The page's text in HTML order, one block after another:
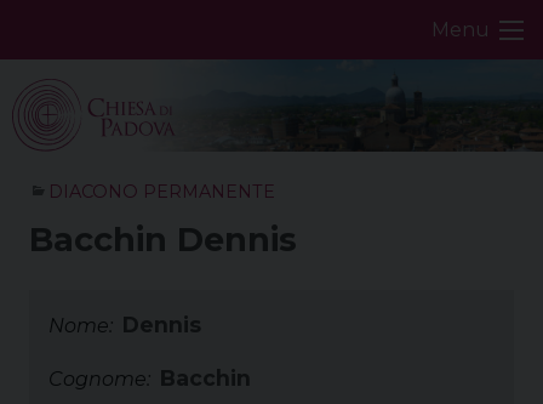
Menu
DIACONO PERMANENTE
Bacchin Dennis
Nome: Dennis
Cognome: Bacchin